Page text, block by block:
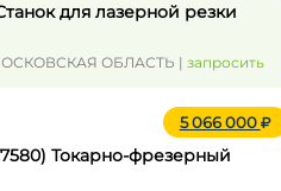
для лазерной резки
ОБЛАСТЬ | запросить
5 066 000
Токарно-фрезерный